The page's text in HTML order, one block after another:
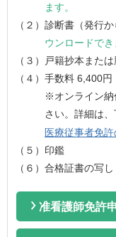
ます。
（２）診断書（発行
ウンロードでき
（３）戸籍抄本また
（４）手数料 6,400円
※オンライン納
さい。 詳細は、
医療従事者免
（５）印鑑
（６）合格証書の写
准看護師免許